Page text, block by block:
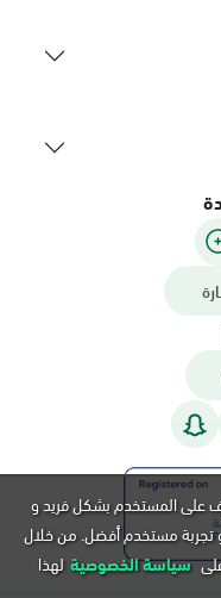
على المستخدم بشكل فريد و
تجربة مستخدم أفضل. من خلال
سياسة الخصوصية لهذا